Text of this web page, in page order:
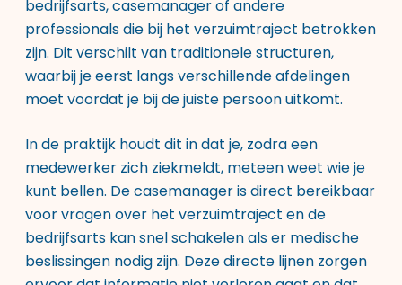
bedrijfsarts, casemanager of andere
professionals die bij het verzuimtraject betrokken
zijn. Dit verschilt van traditionele structuren,
waarbij je eerst langs verschillende afdelingen
moet voordat je bij de juiste persoon uitkomt.
In de praktijk houdt dit in dat je, zodra een
medewerker zich ziekmeldt, meteen weet wie je
kunt bellen. De casemanager is direct bereikbaar
voor vragen over het verzuimtraject en de
bedrijfsarts kan snel schakelen als er medische
beslissingen nodig zijn. Deze directe lijnen zorgen